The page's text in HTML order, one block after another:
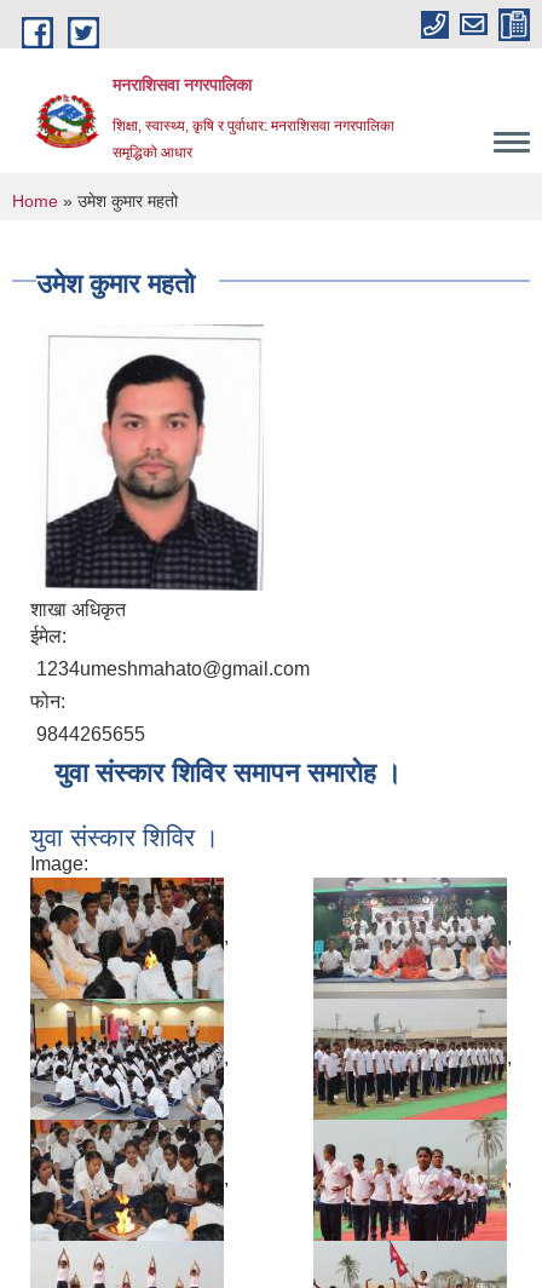
Skip to main content
मनराशिसवा नगरपालिका
शिक्षा, स्वास्थ्य, कृषि र पुर्वाधार: मनराशिसवा नगरपालिका
समृद्धिको आधार
You are here
Home » उमेश कुमार महतो
उमेश कुमार महतो
शाखा अधिकृत
ईमेल:
1234umeshmahato@gmail.com
फोन:
9844265655
युवा संस्कार शिविर समापन समारोह ।
युवा संस्कार शिविर ।
Image:
, ,
, ,
, ,